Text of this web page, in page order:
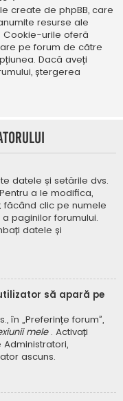
create de phpBB, care
resurse ale
Cookie-urile oferă
pe forum de către
Dacă aveți
ștergerea
datele și setările dvs.
a le modifica,
făcând clic pe numele
paginilor forumului.
datele și
să apară pe
în „Preferințe forum”,
mele . Activați
ascuns.